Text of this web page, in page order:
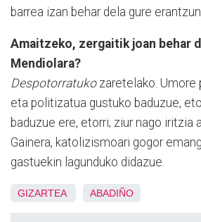
barrea izan behar dela gure
Amaitzeko, zergaitik joan behar
Mendiolara?
Despotorratukozaretelako. Umore
eta politizatua gustuko baduzue,
baduzue ere, etorri; ziur nago iritzia
Gainera, katolizismoari gogor
gastuekin lagunduko didazue.
GIZARTEA ABADIÑO